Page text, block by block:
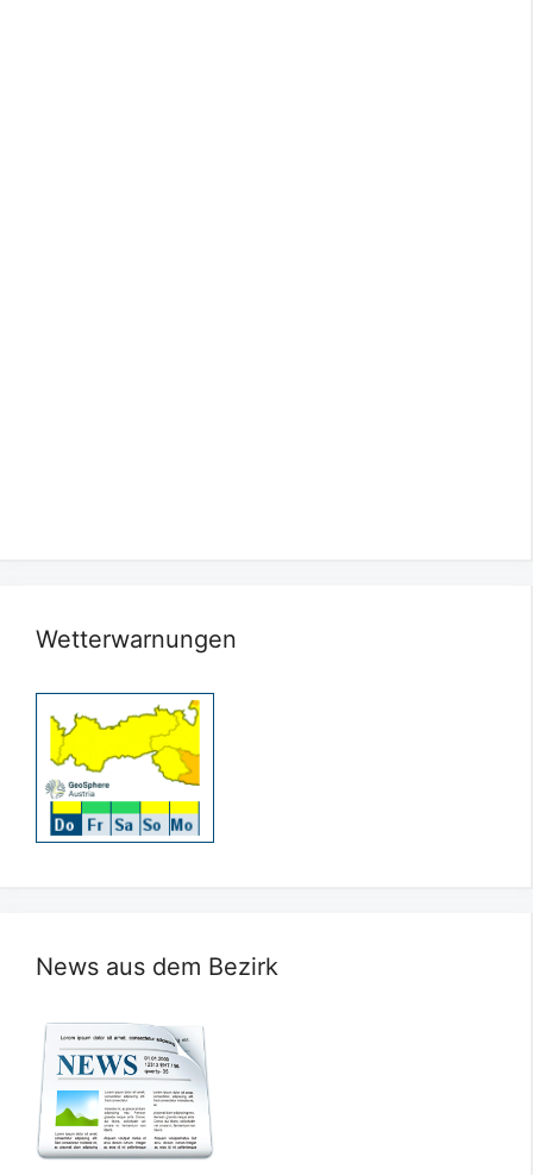
Wetterwarnungen
News aus dem Bezirk